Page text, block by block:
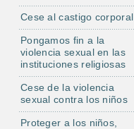
Cese al castigo corporal
Pongamos fin a la
violencia sexual en las
instituciones religiosas
Cese de la violencia
sexual contra los niños
Proteger a los niños,